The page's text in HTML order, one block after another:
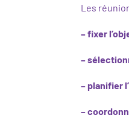
Les
– fixer
–
– planifier
–